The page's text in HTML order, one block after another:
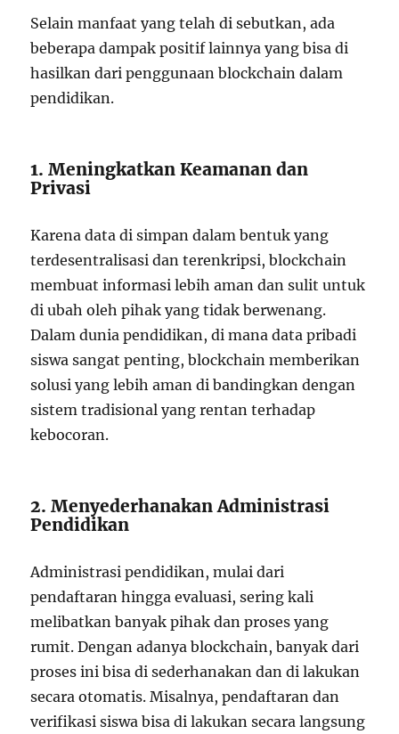
Selain manfaat yang telah di sebutkan, ada
beberapa dampak positif lainnya yang bisa di
hasilkan dari penggunaan blockchain dalam
pendidikan.
1. Meningkatkan Keamanan dan
Privasi
Karena data di simpan dalam bentuk yang
terdesentralisasi dan terenkripsi, blockchain
membuat informasi lebih aman dan sulit untuk
di ubah oleh pihak yang tidak berwenang.
Dalam dunia pendidikan, di mana data pribadi
siswa sangat penting, blockchain memberikan
solusi yang lebih aman di bandingkan dengan
sistem tradisional yang rentan terhadap
kebocoran.
2. Menyederhanakan Administrasi
Pendidikan
Administrasi pendidikan, mulai dari
pendaftaran hingga evaluasi, sering kali
melibatkan banyak pihak dan proses yang
rumit. Dengan adanya blockchain, banyak dari
proses ini bisa di sederhanakan dan di lakukan
secara otomatis. Misalnya, pendaftaran dan
verifikasi siswa bisa di lakukan secara langsung